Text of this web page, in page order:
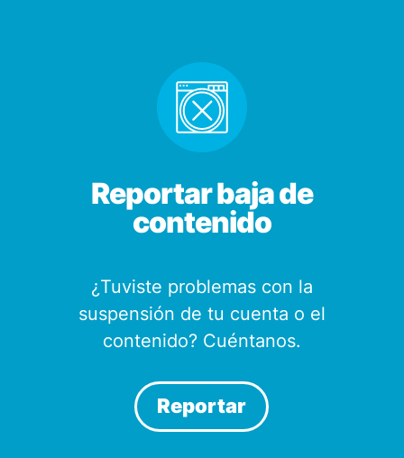
Reportar baja de
contenido
¿Tuviste problemas con la
suspensión de tu cuenta o el
contenido? Cuéntanos.
Reportar